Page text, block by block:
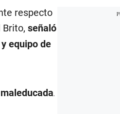
respecto
señaló
equipo de
.